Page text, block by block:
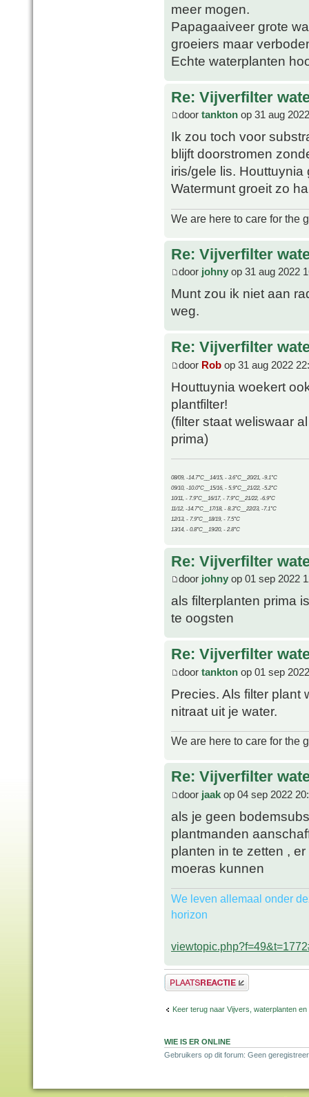
meer mogen.
Papagaaiveer grote
groeiers maar
Echte waterplanten
Re: Vijverfilter
door tankton op 31 aug
Ik zou toch voor
blijft doorstromen
iris/gele lis.
Watermunt groeit zo
We are here to care for the
Re: Vijverfilter
door johny op 31 aug 2022
Munt zou ik niet aan
weg.
Re: Vijverfilter
door Rob op 31 aug 2022
Houttuynia woekert
plantfilter!
(filter staat weliswaar
prima)
08/09, -14.7°C__14/15, - 3.6°C__20/21, -9.1°C
09/10, -10.0°C__15/16, - 5.9°C__21/22, -5.2°C
10/11, - 7.9°C__16/17, - 7.9°C__21/22, -6.9°C
11/12, -14.7°C__17/18, - 8.3°C__22/23, -7.1°C
12/13, - 7.9°C__18/19, - 7.5°C
13/14, - 0.8°C__19/20, - 2.8°C
Re: Vijverfilter
door johny op 01 sep 2022
als filterplanten prima
te oogsten
Re: Vijverfilter
door tankton op 01 sep
Precies. Als filter plant
nitraat uit je water.
We are here to care for the
Re: Vijverfilter
door jaak op 04 sep 2022
als je geen
plantmanden
planten in te zetten ,
moeras kunnen
We leven allemaal onder
horizon
Plaats een reactie
Keer terug naar Vijvers, waterplanten en
WIE IS ER ONLINE
Gebruikers op dit forum: Geen